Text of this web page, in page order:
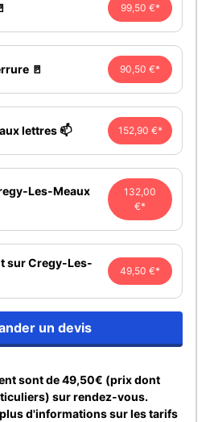
99,50 €*
🚪 90,50 €*
lettres 📫 152,90 €*
Les-Meaux
132,00
€*
sur Cregy-Les-
49,50 €*
un devis
sont de 49,50€ (prix dont
sur rendez-vous.
d'informations sur les tarifs